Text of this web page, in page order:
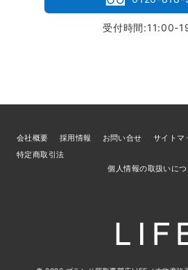
受付時間:11:00-
会社概要 採用情報 お問い合せ サイトマ
特定商取引法
個人情報の取扱いにつ